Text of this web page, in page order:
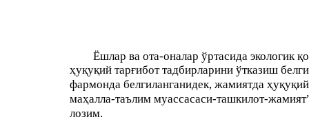
Ёшлар ва ота-оналар ўртасида экологик
ҳуқуқий тарғибот тадбирларини ўтказиш
фармонда белгиланганидек, жамиятда
маҳалла-таълим муассасаси-ташкилот-
лозим.